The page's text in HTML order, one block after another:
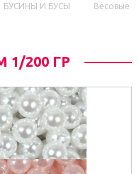
БУСИНЫ И БУСЫ
Весовые
200 ГР